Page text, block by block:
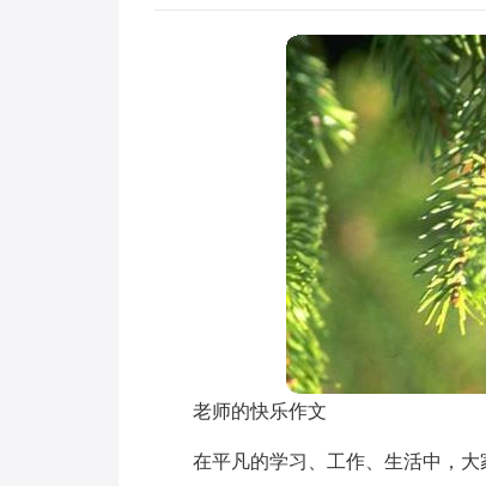
老师的快乐作文
在平凡的学习、工作、生活中，